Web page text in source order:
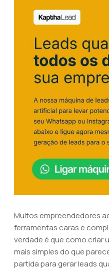
Muitos empreendedores
ferramentas caras e
verdade é que como criar
mais simples do que
partida para gerar leads